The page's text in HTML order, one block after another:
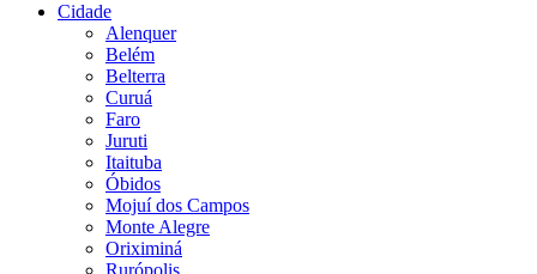
Cidade
Alenquer
Belém
Belterra
Curuá
Faro
Juruti
Itaituba
Óbidos
Mojuí dos Campos
Monte Alegre
Oriximiná
Rurópolis